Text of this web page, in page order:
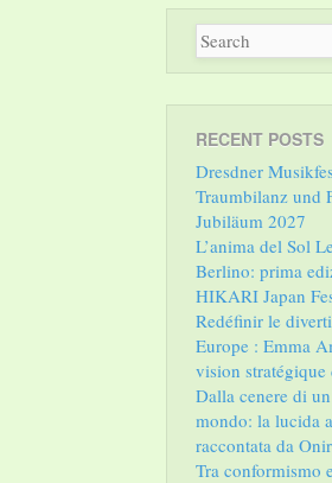
RECENT POSTS
Dresdner
Traumbilanz und
Jubiläum 2027
L’anima del Sol
Berlino: prima
HIKARI Japan
Redéfinir le
Europe : Emma
vision
Dalla cenere di
mondo: la lucida
raccontata da
Tra conformismo